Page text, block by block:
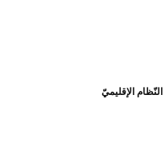
الإقليميّ